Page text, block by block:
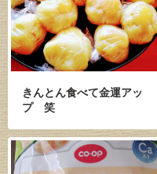
きんとん食べて金運アッ
プ 笑